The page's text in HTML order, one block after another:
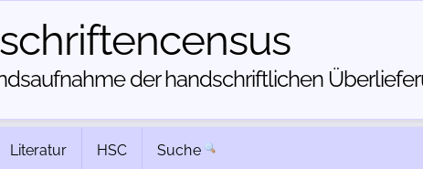
der handschriftlichen
Literatur HSC Suche